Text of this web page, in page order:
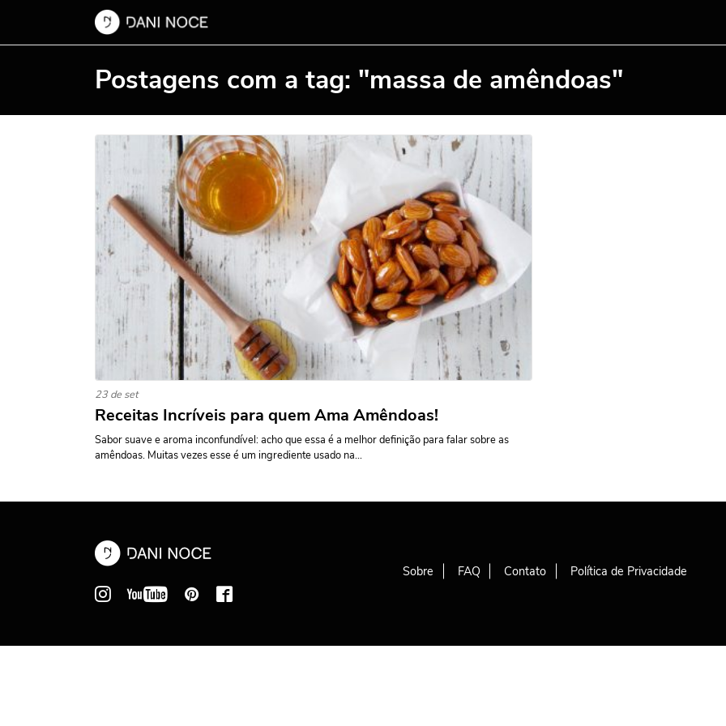
Postagens com a tag: "massa de amêndoas"
23 de set
Receitas Incríveis para quem Ama Amêndoas!
Sabor suave e aroma inconfundível: acho que essa é a melhor definição para falar sobre as
amêndoas. Muitas vezes esse é um ingrediente usado na...
Sobre FAQ Contato Política de Privacidade